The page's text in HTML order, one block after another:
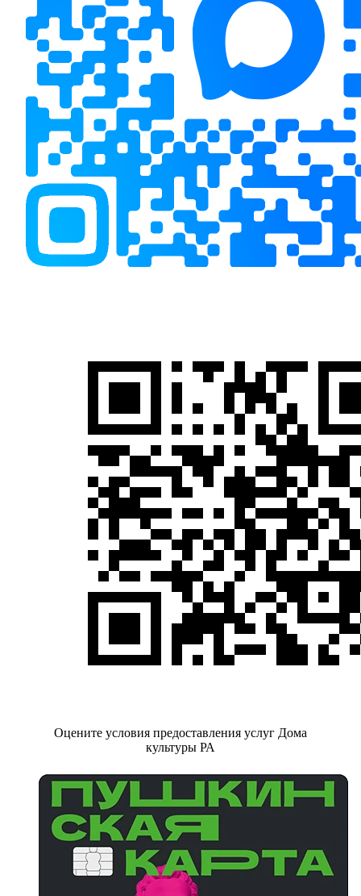
Оцените условия предоставления услуг Дома
культуры РА